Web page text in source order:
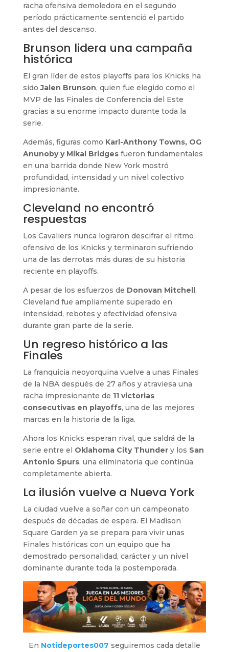
racha ofensiva demoledora en el segundo
período prácticamente sentenció el partido
antes del descanso.
Brunson lidera una campaña
histórica
El gran líder de estos playoffs para los Knicks ha
sidoJalen Brunson, quien fue elegido como el
MVP de las Finales de Conferencia del Este
gracias a su enorme impacto durante toda la
serie.
Además, figuras como Karl-Anthony Towns, OG
Anunoby y Mikal Bridgesfueron fundamentales
en una barrida donde New York mostró
profundidad, intensidad y un nivel colectivo
impresionante.
Cleveland no encontró
respuestas
Los Cavaliers nunca lograron descifrar el ritmo
ofensivo de los Knicks y terminaron sufriendo
una de las derrotas más duras de su historia
reciente en playoffs.
A pesar de los esfuerzos de Donovan Mitchell,
Cleveland fue ampliamente superado en
intensidad, rebotes y efectividad ofensiva
durante gran parte de la serie.
Un regreso histórico a las
Finales
La franquicia neoyorquina vuelve a unas Finales
de la NBA después de 27 años y atraviesa una
racha impresionante de 11 victorias
consecutivas en playoffs, una de las mejores
marcas en la historia de la liga.
Ahora los Knicks esperan rival, que saldrá de la
serie entre el Oklahoma City Thundery los San
Antonio Spurs, una eliminatoria que continúa
completamente abierta.
La ilusión vuelve a Nueva York
La ciudad vuelve a soñar con un campeonato
después de décadas de espera. El Madison
Square Garden ya se prepara para vivir unas
Finales históricas con un equipo que ha
demostrado personalidad, carácter y un nivel
dominante durante toda la postemporada.
En Notideportes007 seguiremos cada detalle